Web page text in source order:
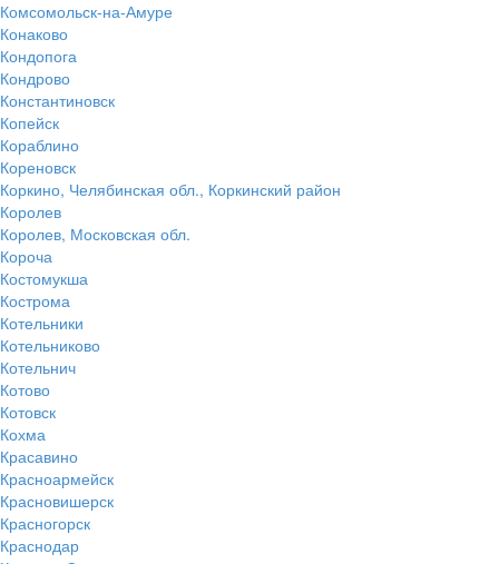
Комсомольск-на-Амуре
Конаково
Кондопога
Кондрово
Константиновск
Копейск
Кораблино
Кореновск
Коркино, Челябинская обл., Коркинский район
Королев
Королев, Московская обл.
Короча
Костомукша
Кострома
Котельники
Котельниково
Котельнич
Котово
Котовск
Кохма
Красавино
Красноармейск
Красновишерск
Красногорск
Краснодар